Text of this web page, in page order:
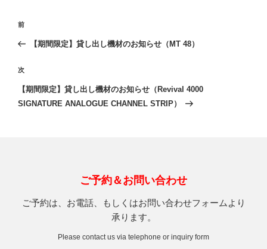
投
ビ
ゲ
ー
前
の
稿
前
【期間限定】貸し出し機材のお知らせ（MT 48）
次
の
投
次
【期間限定】貸し出し機材のお知らせ（Revival 4000
SIGNATURE ANALOGUE CHANNEL STRIP）
ご予約＆お問い合わせ
ご予約は、お電話、もしくはお問い合わせフォームより
承ります。
Please contact us via telephone or inquiry form